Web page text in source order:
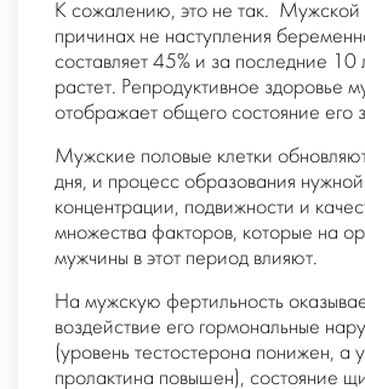
К сожалению, это не так. Мужской
причинах не наступления
составляет 45% и за последние 10
растет. Репродуктивное здоровье
отображает общего состояние его
Мужские половые клетки
дня, и процесс образования нужной
концентрации, подвижности и
множества факторов, которые на
мужчины в этот период влияют.
На мужскую фертильность
воздействие его гормональные
(уровень тестостерона понижен, а
пролактина повышен), состояние